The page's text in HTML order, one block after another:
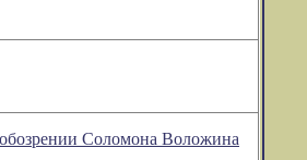
Соломона Воложина